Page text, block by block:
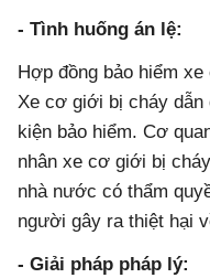
- Tình huống án lệ:
Hợp đồng bảo hiểm
Xe cơ giới bị cháy
kiện bảo hiểm. Cơ
nhân xe cơ giới bị
nhà nước có thẩm
người gây ra thiệt hại
- Giải pháp pháp lý: